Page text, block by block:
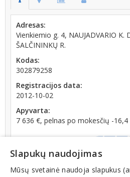
Adresas:
Vienkiemio g. 4, NAUJADVARIO K.
ŠALČININKŲ R.
Kodas:
302879258
Registracijos data:
2012-10-02
Apyvarta:
7 636 €, pelnas po mokesčių -16,4
Slapukų naudojimas
Mūsų svetainė naudoja slapukus